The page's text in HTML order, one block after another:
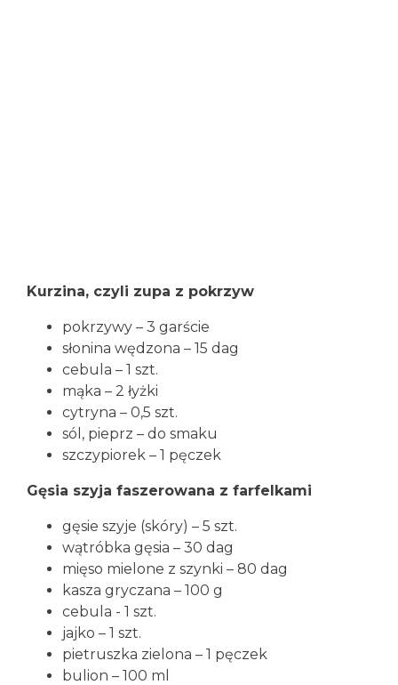
Kurzina, czyli zupa z pokrzyw
pokrzywy – 3 garście
słonina wędzona – 15 dag
cebula – 1 szt.
mąka – 2 łyżki
cytryna – 0,5 szt.
sól, pieprz – do smaku
szczypiorek – 1 pęczek
Gęsia szyja faszerowana z farfelkami
gęsie szyje (skóry) – 5 szt.
wątróbka gęsia – 30 dag
mięso mielone z szynki – 80 dag
kasza gryczana – 100 g
cebula - 1 szt.
jajko – 1 szt.
pietruszka zielona – 1 pęczek
bulion – 100 ml